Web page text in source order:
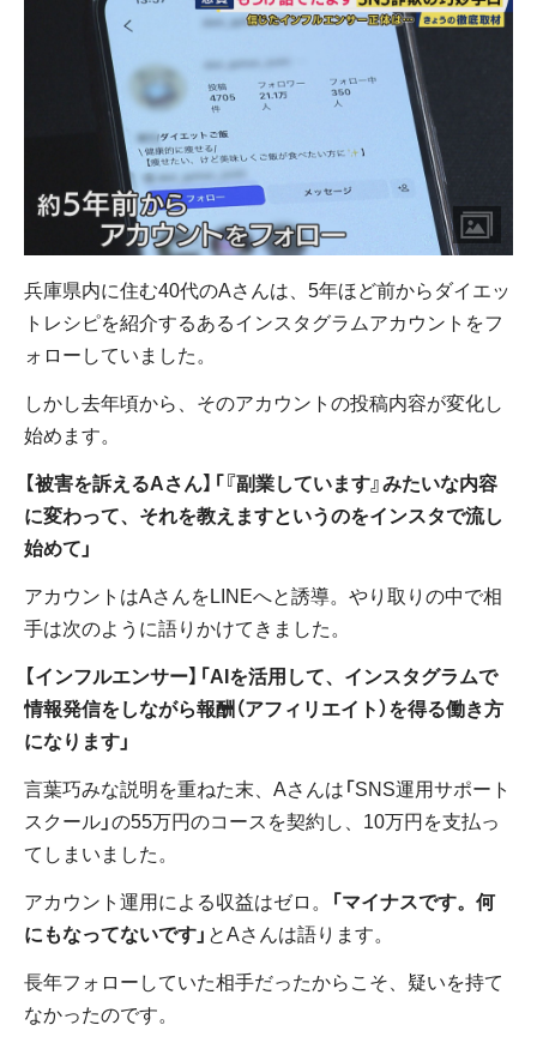
兵庫県内に住む40代のAさんは、5年ほど前からダイエッ
トレシピを紹介するあるインスタグラムアカウントをフ
ォローしていました。
しかし去年頃から、そのアカウントの投稿内容が変化し
始めます。
【被害を訴えるAさん】「『副業しています』みたいな内容
に変わって、それを教えますというのをインスタで流し
始めて」
アカウントはAさんをLINEへと誘導。やり取りの中で相
手は次のように語りかけてきました。
【インフルエンサー】「AIを活用して、インスタグラムで
情報発信をしながら報酬（アフィリエイト）を得る働き方
になります」
言葉巧みな説明を重ねた末、Aさんは「SNS運用サポート
スクール」の55万円のコースを契約し、10万円を支払っ
てしまいました。
アカウント運用による収益はゼロ。 「マイナスです。何
にもなってないです」 とAさんは語ります。
長年フォローしていた相手だったからこそ、疑いを持て
なかったのです。